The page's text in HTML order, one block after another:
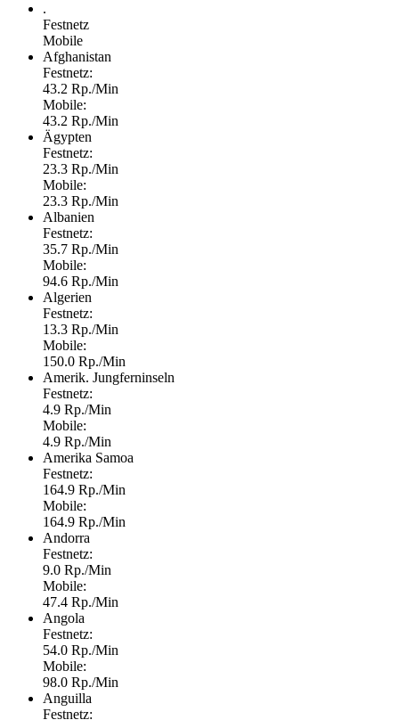
.
Festnetz
Mobile
Afghanistan
Festnetz:
43.2 Rp./Min
Mobile:
43.2 Rp./Min
Ägypten
Festnetz:
23.3 Rp./Min
Mobile:
23.3 Rp./Min
Albanien
Festnetz:
35.7 Rp./Min
Mobile:
94.6 Rp./Min
Algerien
Festnetz:
13.3 Rp./Min
Mobile:
150.0 Rp./Min
Amerik. Jungferninseln
Festnetz:
4.9 Rp./Min
Mobile:
4.9 Rp./Min
Amerika Samoa
Festnetz:
164.9 Rp./Min
Mobile:
164.9 Rp./Min
Andorra
Festnetz:
9.0 Rp./Min
Mobile:
47.4 Rp./Min
Angola
Festnetz:
54.0 Rp./Min
Mobile:
98.0 Rp./Min
Anguilla
Festnetz: